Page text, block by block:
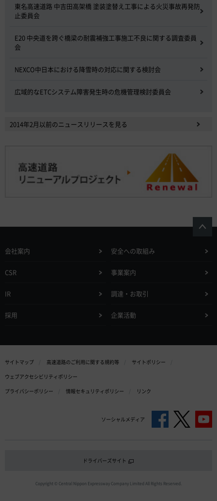
東名高速道路 中吉田高架橋 塗装塗替え工事による火災事故再発防
止委員会
E20 中央道を跨ぐ橋梁の耐震補強工事施工不良に関する調査委員
会
NEXCO中日本における降雪時の対応に関する検討会
広域的なETCシステム障害発生時の危機管理検討委員会
2014年2月以前のニュースリリースを見る
会社案内 安全への取組み
CSR 事業案内
IR 調達・お取引
採用 企業活動
サイトマップ 高速道路のご利用に関する規約等
サイトポリシー
ウェブアクセシビリティポリシー
プライバシーポリシー
情報セキュリティポリシー リンク
ソーシャルメディア
ドライバーズサイト
Copyright © Central Nippon Expressway Company Limited All Rights Reserved.